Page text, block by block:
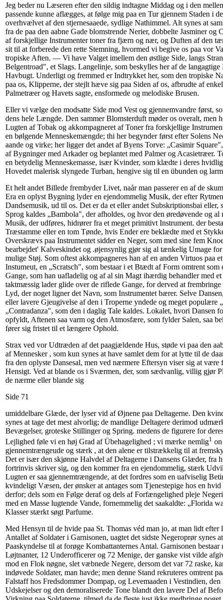
Jeg beder nu Læseren efter den sildig indtagne Middag og i den
passende kunne aflægges, at følge mig paa en Tur gjennem Staden i
overhvælvet af den stjernesaaede, sydlige Nathimmel. Alt synes at
fra de paa den aabne Gade blomstrende Nerier, dobbelte Jasminer og
af forskjellige Instrumenter toner fra fjærn og nær, og Duften af den
sit til at forberede den rette Stemning, hvormed vi begive os paa vor
tropiske Aften. — Vi have Valget imellem den østlige Side, langs
Belgentroad", et Slags. Langelinje, som beskylles her af de
Havbugt. Underligt og fremmed er Indtrykket her, som den tropiske
paa os, Klipperne, der stejlt hæve sig paa Siden af os, afbrudte af
Palmetræer og Havets sagte, ensformede og melodiske Brusen.
Eller vi vælge den modsatte Side mod Vest og gjennemvandre først,
dens hele Længde. Den sammer Blomsterduft møder os overalt, men
Lugten af Tobak og akkompagneret af Toner fra forskjellige
en bølgende Menneskemængde; thi her begynder først efter Solens
aande og virke; her ligger det andet af Byens Torve: „Casimir
af Bygninger med Arkader og beplantet med Palmer og Acasietræer.
en betydelig Menneskemasse, især Kvinder, som klædte i deres
Hovedet malerisk slyngede Turban, hengive sig til en übunden og
Et helt andet Billede frembyder Livet, naår man passerer en af de
Era en oplyst Bygning lyder en ejendommelig Musik, der efter
Dandsemusik, ud til os. Det er da et eller andet Subskriptionsbai eller,
Sprog kaldes „Bambola", der afholdes, og hvor den øredøvende og al
Musik, der udføres, hidrører fra et meget primitivt Instrument. der
Træstamme eller en tom Tønde, hvis Ender ere beklædte med et
Overskrævs paa Instrumentet sidder en Neger, som med sine fem
bearbejdet' Kalveskindet og .øjensynlig gjør sig al tænkelig Umage for
mulige Støj. Som oftest akkompagneres han af en anden Virtuos paa
Instumeut, en „Scratsch", som bestaar i et Btædt af Form omtrent som
Gange, som han uafladelig og af al sin Magt ihærdig behandler med
taktmæssig lader glide over de riflede Gange, for derved at
Lyd, der noget ligner det Navn, som Instrumentet bærer. Selve
eller lavere Gjeugivelse af den i Troperne yndede og meget populære
„Contradanza", som den i daglig Tale kaldes. Lokalet, hvori Dansen
opfyldt, Aftenen saa varm og den Atmosfære, som fylder Salen, saa
fører sig fristet til et længere Ophold.
Strax ved vor Udtræden af det paagjældende Hus, støde vi paa den
af Mennesker , som kun synes at have samlet dem for at lytte til de
fra den oplyste Dansesal, men ved nærmere Eftersyn viser sig at være
Hensigt. Ved at blande os i Sværmen, der, som sædvanlig, villig gjør
de nærme eller blande sig
Side 71
umiddelbare Glæde, der lyser vid af Øjnene paa Deltagerne. Den
synes at tage det mest alvorlig; de mandlige Deltagere derimod
Bevægelser, groteske Stillinger og Spring. medens de figurere for
Lejlighed føle vi en høj Grad af Übehagelighed ; vi mærke nemlig1
gjennemtrængeude og stærk , at den alene er tilstrækkelig til at
Det er især den skjønne Halvdel af Deltagerne i Dansens Glæder, fra
fortrinvis skriver sig, og den kommer fra en ejendommelig, stærk
Lugten er saa gjennemtrængende, at det fordres som en uafviselig
kvindeligt Væsen, der ønsker at antages som Tjenestepige hos en
derfor; dels som en Følge deraf og dels af Forfængelighed pleje
med en Masse lugtende Vande, fornemmelig det saakaldte: „Florida
Klasser stærkt søgt Parfume.
Med Hensyn til de hvide paa St. Thomas véd man jo, at man lidt efter
Antallet af Soldater i Garnisonen, uagtet det sidste Negeroprør synes
Paaskyndelse til at forøge Kombattanternes Antal. Garnisonen
Løjtnanter, 12 Underofficerer og 72 Menige, der ganske vist vilde
mod en Flok nøgne, slet væbnede Negere, dersom det var 72 raske,
indøvede Soldater, man havde; men denne Stand rekruteres omtrent
Falstaff hos Fredsdommer Dompap, og Levemaaden i Vestindien,
Udskejelser og den demoraliserede Tone blandt den lavere Del af